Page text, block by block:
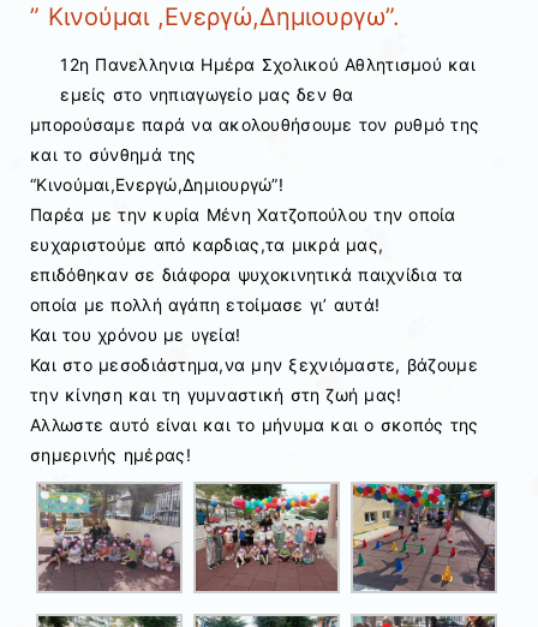
” Κινούμαι ,Ενεργώ,Δημιουργω”.
12η Πανελληνια Ημέρα Σχολικού Αθλητισμού και
εμείς στο νηπιαγωγείο μας δεν θα
μπορούσαμε παρά να ακολουθήσουμε τον ρυθμό της
και το σύνθημά της
“Κινούμαι,Ενεργώ,Δημιουργώ”!
Παρέα με την κυρία Μένη Χατζοπούλου την οποία
ευχαριστούμε από καρδιας,τα μικρά μας,
επιδόθηκαν σε διάφορα ψυχοκινητικά παιχνίδια τα
οποία με πολλή αγάπη ετοίμασε γι’ αυτά!
Και του χρόνου με υγεία!
Και στο μεσοδιάστημα,να μην ξεχνιόμαστε, βάζουμε
την κίνηση και τη γυμναστική στη ζωή μας!
Αλλωστε αυτό είναι και το μήνυμα και ο σκοπός της
σημερινής ημέρας!